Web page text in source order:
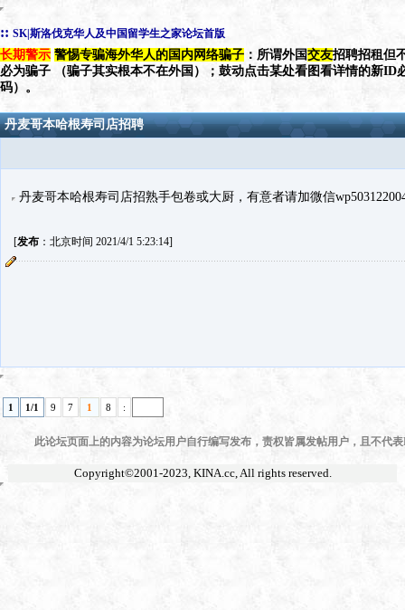
:: SK|斯洛伐克华人及中国留学生之家论坛首版
长期警示 警惕专骗海外华人的国内网络骗子 ：所谓外国交友招聘招租但
必为骗子 （骗子其实根本不在外国）；鼓动点击某处看图看详情的新ID
码）。
丹麦哥本哈根寿司店招聘
丹麦哥本哈根寿司店招熟手包卷或大厨，有意者请加微信
[发布：北京时间 2021/4/1 5:23:14]
1 1/1 9 7 1 8 :
此论坛页面上的内容为论坛用户自行编写发布，责权皆属发帖用户，且不代
Copyright©2001-2023, KINA.cc, All rights reserved.